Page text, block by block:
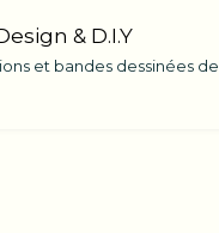
& D.I.Y
et bandes dessinées de